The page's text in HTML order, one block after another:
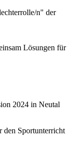
n" der
Lösungen für
2024 in Neutal
den Sportunterricht